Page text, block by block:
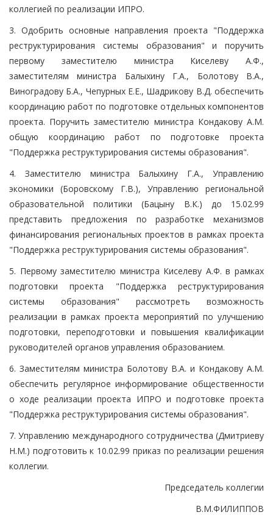
коллегией по реализации ИПРО.
3. Одобрить основные направления проекта "Поддержка
реструктурирования системы образования" и поручить
первому заместителю министра Киселеву А.Ф.,
заместителям министра Балыхину Г.А., Болотову В.А.,
Виноградову Б.А., Чепурных Е.Е., Шадрикову В.Д. обеспечить
координацию работ по подготовке отдельных компонентов
проекта. Поручить заместителю министра Кондакову А.М.
общую координацию работ по подготовке проекта
"Поддержка реструктурирования системы образования".
4. Заместителю министра Балыхину Г.А., Управлению
экономики (Боровскому Г.В.), Управлению региональной
образовательной политики (Бацыну В.К.) до 15.02.99
представить предложения по разработке механизмов
финансирования региональных проектов в рамках проекта
"Поддержка реструктурирования системы образования".
5. Первому заместителю министра Киселеву А.Ф. в рамках
подготовки проекта "Поддержка реструктурирования
системы образования" рассмотреть возможность
реализации в рамках проекта мероприятий по улучшению
подготовки, переподготовки и повышения квалификации
руководителей органов управления образованием.
6. Заместителям министра Болотову В.А. и Кондакову А.М.
обеспечить регулярное информирование общественности
о ходе реализации проекта ИПРО и подготовке проекта
"Поддержка реструктурирования системы образования".
7. Управлению международного сотрудничества (Дмитриеву
Н.М.) подготовить к 10.02.99 приказ по реализации решения
коллегии.
Председатель коллегии
В.М.ФИЛИППОВ